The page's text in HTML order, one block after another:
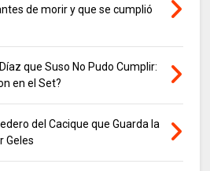
de morir y que se cumplió
que Suso No Pudo Cumplir:
en el Set?
del Cacique que Guarda la
Geles